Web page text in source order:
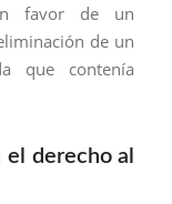
favor de un
de un
que contenía
derecho al